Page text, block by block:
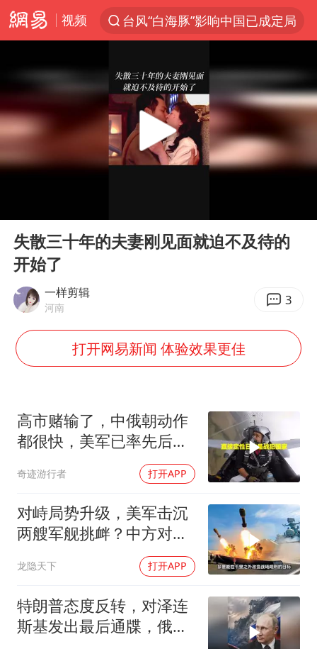
视频
台风“白海豚”影响中国已成定局
印度暴发金迪普拉病毒
41岁女子为鼓励女儿考上985研究生
24小时不关空调 电费反而更低？
“事业单位招聘不是人情买卖”
杨某某拒服兵役 不得录用为公务员
知识产权强国建设驶入“快车道”
要给全体职工“应休尽休”的底气
曝张一鸣下死命令：不依赖AI蒸馏技术
中国经济展现强大韧性和活力
Play
失散三十年的夫妻刚见面就迫不及待的
开始了
一样剪辑
河南 3
打开网易新闻 体验效果更佳
高市赌输了，中俄朝动作
都很快，美军已率先后撤.
奇迹游行者 打开APP
对峙局势升级，美军击沉
两艘军舰挑衅？中方对美
龙隐天下 打开APP
特朗普态度反转，对泽连
斯基发出最后通牒，俄乌